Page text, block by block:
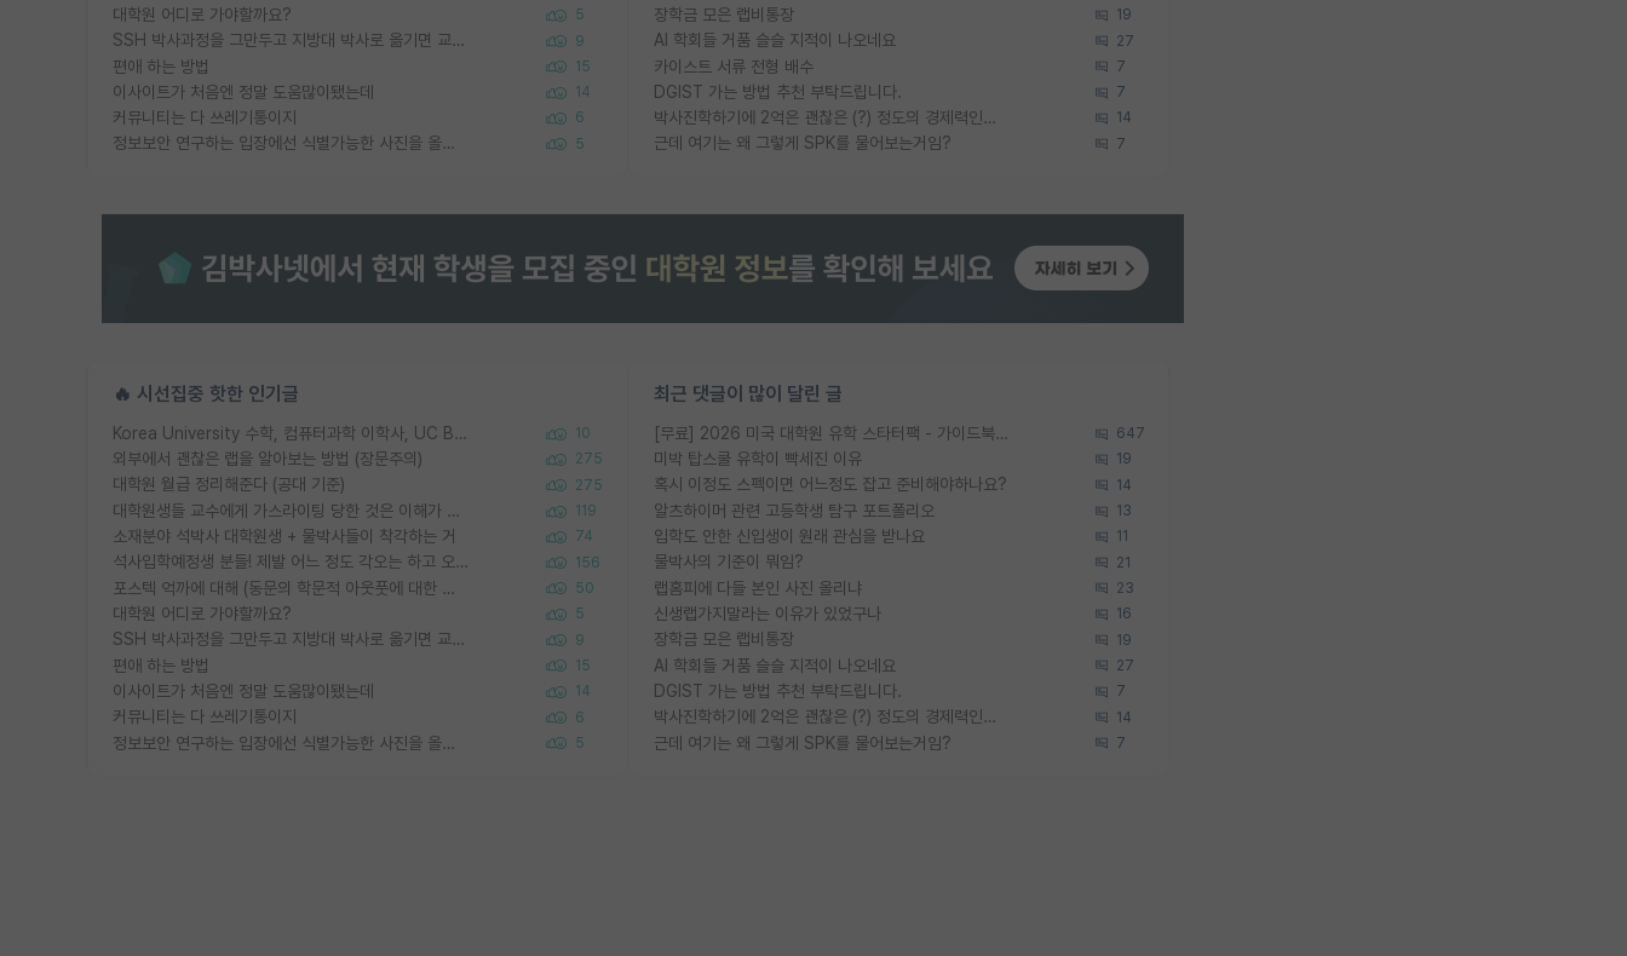
대학원 어디로 가야할까요? 5
SSH 박사과정을 그만두고 지방대 박사로 옮기면 교수의 꿈은 끝일까요? 9
편애 하는 방법 15
이사이트가 처음엔 정말 도움많이됐는데 14
커뮤니티는 다 쓰레기통이지 6
정보보안 연구하는 입장에선 식별가능한 사진을 올리는건 비추이긴함 5
장학금 모은 랩비통장 19
AI 학회들 거품 슬슬 지적이 나오네요 27
카이스트 서류 전형 배수 7
DGIST 가는 방법 추천 부탁드립니다. 7
박사진학하기에 2억은 괜찮은 (?) 정도의 경제력인가요 14
근데 여기는 왜 그렇게 SPK를 물어보는거임? 7
🔥 시선집중 핫한 인기글
Korea University 수학, 컴퓨터과학 이학사, UC Berkeley 산업공학 대학원 공학박사가 되는 것은 쉽지 않겠죠? 10
외부에서 괜찮은 랩을 알아보는 방법 (장문주의) 275
대학원 월급 정리해준다 (공대 기준) 275
대학원생들 교수에게 가스라이팅 당한 것은 이해가 갑니다. 안타깝네요. 119
소재분야 석박사 대학원생 + 물박사들이 착각하는 거 74
석사입학예정생 분들! 제발 어느 정도 각오는 하고 오세요. 156
포스텍 억까에 대해 (동문의 학문적 아웃풋에 대한 반박) 50
대학원 어디로 가야할까요? 5
SSH 박사과정을 그만두고 지방대 박사로 옮기면 교수의 꿈은 끝일까요? 9
편애 하는 방법 15
이사이트가 처음엔 정말 도움많이됐는데 14
커뮤니티는 다 쓰레기통이지 6
정보보안 연구하는 입장에선 식별가능한 사진을 올리는건 비추이긴함 5
최근 댓글이 많이 달린 글
[무료] 2026 미국 대학원 유학 스타터팩 - 가이드북 & 합격자 컨택메일 템플릿 647
미박 탑스쿨 유학이 빡세진 이유 19
혹시 이정도 스펙이면 어느정도 잡고 준비해야하나요? 14
알츠하이머 관련 고등학생 탐구 포트폴리오 13
입학도 안한 신입생이 원래 관심을 받나요 11
물박사의 기준이 뭐임? 21
랩홈피에 다들 본인 사진 올리냐 23
신생랩가지말라는 이유가 있었구나 16
장학금 모은 랩비통장 19
AI 학회들 거품 슬슬 지적이 나오네요 27
DGIST 가는 방법 추천 부탁드립니다. 7
박사진학하기에 2억은 괜찮은 (?) 정도의 경제력인가요 14
근데 여기는 왜 그렇게 SPK를 물어보는거임? 7